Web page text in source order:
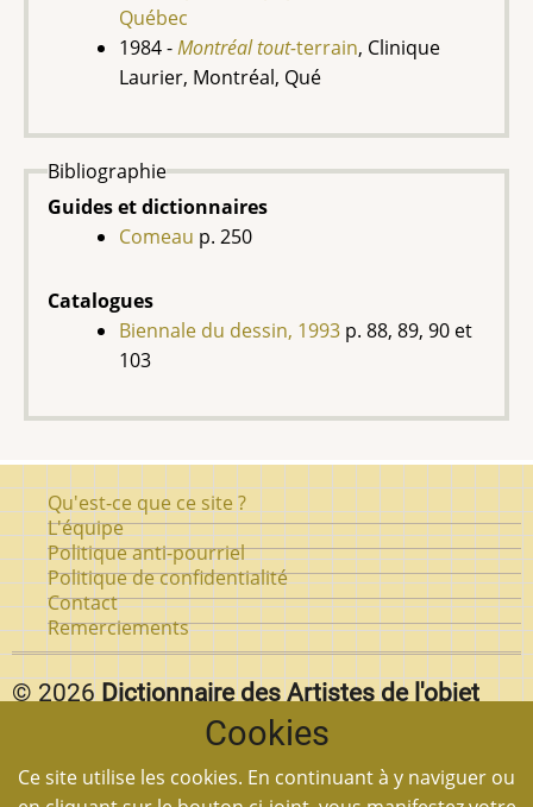
Québec
1984 -Montréal tout-terrain, Clinique
Laurier, Montréal, Qué
Bibliographie
Guides et dictionnaires
Comeau p. 250
Catalogues
Biennale du dessin, 1993 p. 88, 89, 90 et
103
Pied
de
page
Qu'est-ce que ce site ?
L'équipe
Politique anti-pourriel
Politique de confidentialité
Contact
Remerciements
© 2026 Dictionnaire des Artistes de l'objet
Vous pouvez reproduire textuellement des pages de
Cookies
Ce site utilise les cookies. En continuant à y naviguer ou